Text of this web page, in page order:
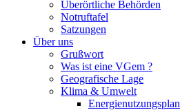
Überörtliche Behörden
Notruftafel
Satzungen
Über uns
Grußwort
Was ist eine VGem ?
Geografische Lage
Klima & Umwelt
Energienutzungsplan